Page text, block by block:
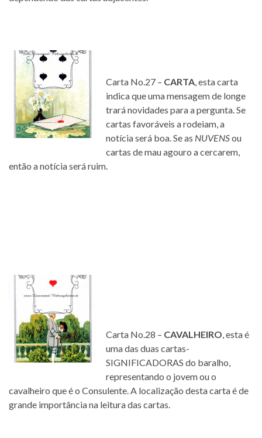
Carta No.27 – CARTA, esta carta
indica que uma mensagem de longe
trará novidades para a pergunta. Se
cartas favoráveis a rodeiam, a
notícia será boa. Se as NUVENSou
cartas de mau agouro a cercarem,
então a notícia será ruim.
Carta No.28 – CAVALHEIRO, esta é
uma das duas cartas-
SIGNIFICADORAS do baralho,
representando o jovem ou o
cavalheiro que é o Consulente. A localização desta carta é de
grande importância na leitura das cartas.